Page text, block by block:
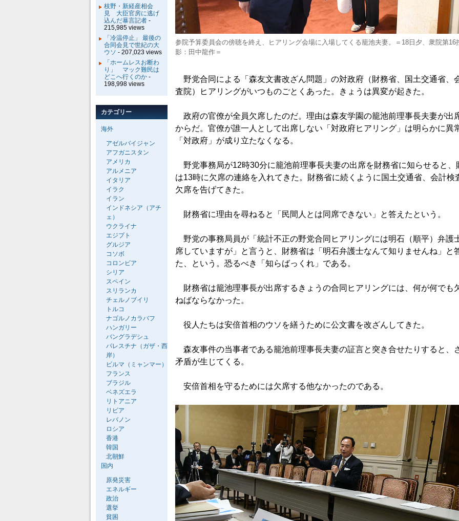
参院予算委員会の傍聴を終え、ヒアリング会場に入場してくる籠池夫妻。＝18日夕、衆院第
影：田中龍作＝
野党合同による「森友文書改ざん問題」の対政府（財務省、国土交通省、
査院）ヒアリングがいつものごとくあった。きょうは異変が起きた。
政府の官僚が全員欠席したのだ。理由は森友学園の籠池前理事長夫妻が出
からだ。官僚が誰一人として出席しない「対政府ヒアリング」は明らかに異
「対政府」が成り立たなくなる。
野党事務局が12時30分に籠池前理事長夫妻の出席を財務省に知らせると、
は13時に欠席の連絡を入れてきた。財務省に続くように国土交通省、会計検
欠席を告げてきた。
財務省に理由を尋ねると「民間人とは同席できない」と答えたという。
野党の事務局員が「統計不正の野党合同ヒアリングには明石（順平）弁護
席していますが」と言うと、財務省は「明石弁護士なんて知りませんね」と
た、という。恐るべき「知らばっくれ」である。
財務省は籠池理事長が出席するきょうの合同ヒアリングには、何が何でも
ねばならなかった。
役人たちは安倍首相のウソを繕うために公文書を改ざんしてきた。
森友事件の当事者である籠池前理事長夫妻の証言と突き合せたりすると、
矛盾が生じてくる。
安倍首相を守るためには欠席する他なかったのである。
枝野・新経産相会
見 大臣官房に逃げ
込んだ暴言記者 -
215,985 views
「冷温停止」 最後の
合同会見で世紀の大
ウソ - 207,023 views
「ホームレスお断わ
り」 マック難民は
どこへ行くのか -
198,998 views
カテゴリー
海外
アゼルバイジャン
アフガニスタン
アメリカ
アルメニア
イタリア
イラク
イラン
インドネシア（アチ
ェ）
ウクライナ
エジプト
グルジア
コソボ
コロンビア
シリア
スペイン
スリランカ
チェルノブイリ
トルコ
ナゴルノカラバフ
ハンガリー
バングラデシュ
パレスチナ（ガザ・西
岸）
ビルマ（ミャンマー）
フランス
ブラジル
ベネズエラ
リトアニア
リビア
レバノン
ロシア
香港
韓国
北朝鮮
国内
原発災害
エネルギー
政治
選挙
貧困